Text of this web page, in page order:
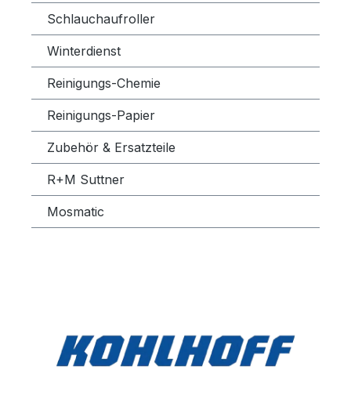
Schlauchaufroller
Winterdienst
Reinigungs-Chemie
Reinigungs-Papier
Zubehör & Ersatzteile
R+M Suttner
Mosmatic